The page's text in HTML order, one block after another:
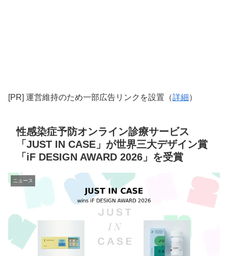
[PR] 運営維持のため一部広告リンクを設置（詳細）
性感染症予防オンライン診療サービス
「JUST IN CASE」が世界三大デザイン賞
「iF DESIGN AWARD 2026」を受賞
ニュース